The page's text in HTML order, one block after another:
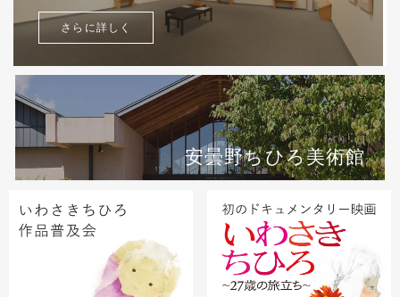
さらに詳しく
安曇野ちひろ美術館